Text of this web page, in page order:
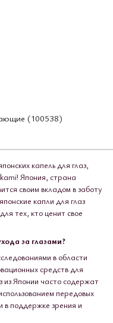
(100538)
капель для глаз,
Япония, страна
своим вкладом в заботу
капли для глаз
тех, кто ценит свое
за глазами?
в области
средств для
из Японии часто содержат
передовых
в поддержке зрения и